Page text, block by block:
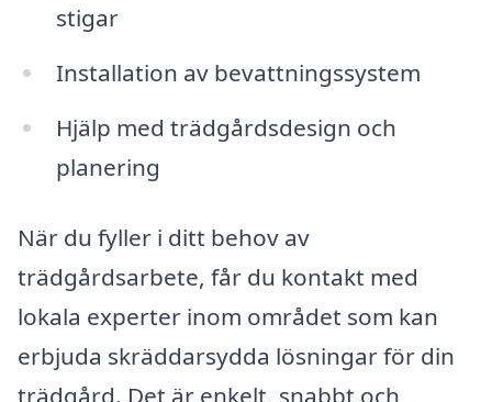
stigar
Installation av bevattningssystem
Hjälp med trädgårdsdesign och
planering
När du fyller i ditt behov av
trädgårdsarbete, får du kontakt med
lokala experter inom området som kan
erbjuda skräddarsydda lösningar för din
trädgård. Det är enkelt, snabbt och